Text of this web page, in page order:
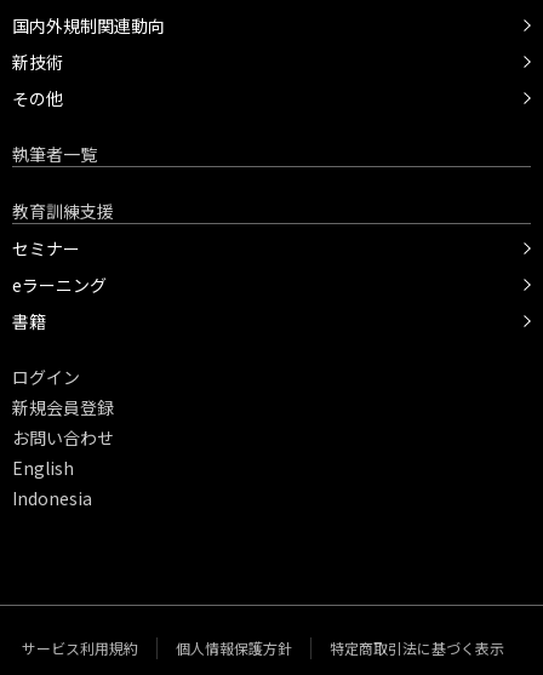
国内外規制関連動向
新技術
その他
執筆者一覧
教育訓練支援
セミナー
eラーニング
書籍
ログイン
新規会員登録
お問い合わせ
English
Indonesia
サービス利用規約 個人情報保護方針 特定商取引法に基づく表示